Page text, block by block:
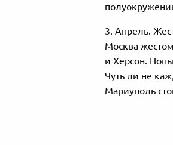
3. Апрель.
Москва
и Херсон.
Чуть ли не
Мариуполь